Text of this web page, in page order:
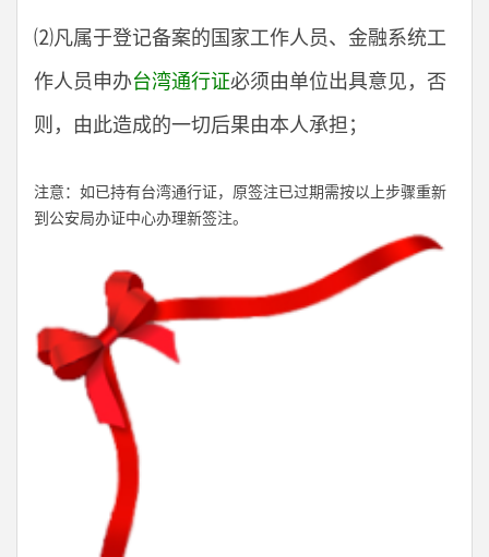
⑵凡属于登记备案的国家工作人员、金融系统工
作人员申办台湾通行证必须由单位出具意见，否
则，由此造成的一切后果由本人承担；
注意：如已持有台湾通行证，原签注已过期需按以上步骤重新
到公安局办证中心办理新签注。